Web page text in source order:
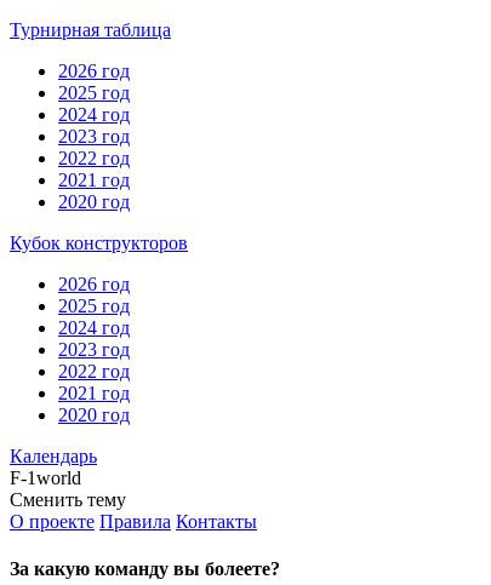
Турнирная таблица
2026 год
2025 год
2024 год
2023 год
2022 год
2021 год
2020 год
Кубок конструкторов
2026 год
2025 год
2024 год
2023 год
2022 год
2021 год
2020 год
Календарь
F-1world
Сменить тему
О проекте Правила Контакты
За какую команду вы болеете?